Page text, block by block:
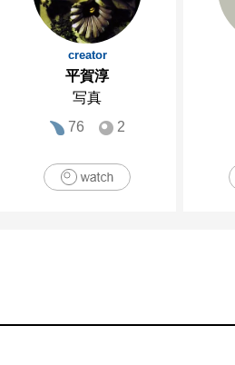
creator
平賀淳
写真
76
2